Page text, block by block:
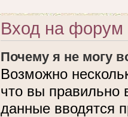
Вход на форум
Почему я не могу
Возможно
что вы правильно
данные вводятся